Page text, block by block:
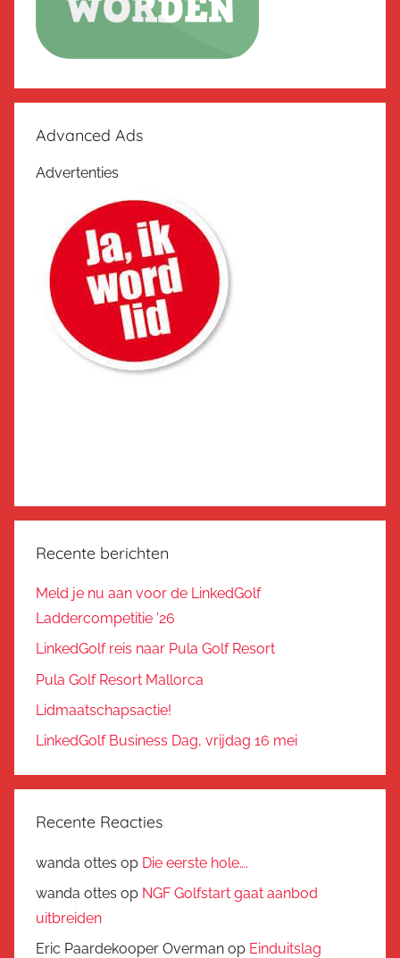
Advanced Ads
Advertenties
Recente berichten
Meld je nu aan voor de LinkedGolf
Laddercompetitie ’26
LinkedGolf reis naar Pula Golf Resort
Pula Golf Resort Mallorca
Lidmaatschapsactie!
LinkedGolf Business Dag, vrijdag 16 mei
Recente Reacties
wanda ottes op Die eerste hole….
wanda ottes op NGF Golfstart gaat aanbod
uitbreiden
Eric Paardekooper Overman op Einduitslag